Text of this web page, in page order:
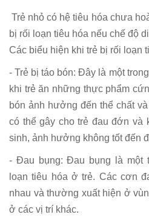
Trẻ nhỏ có hệ tiêu hóa chưa
bị rối loạn tiêu hóa nếu chế độ
Các biểu hiện khi trẻ bị rối loạn
- Trẻ bị táo bón: Đây là một
khi trẻ ăn những thực phẩm
bón ảnh hưởng đến thể chất
có thể gây cho trẻ đau đớn và
sinh, ảnh hưởng không tốt đến
- Đau bụng: Đau bụng là một
loạn tiêu hóa ở trẻ. Các cơn
nhau và thường xuất hiện ở
ở các vị trí khác.